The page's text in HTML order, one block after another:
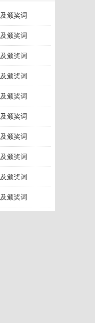
颁奖词
颁奖词
颁奖词
颁奖词
颁奖词
颁奖词
颁奖词
颁奖词
颁奖词
颁奖词